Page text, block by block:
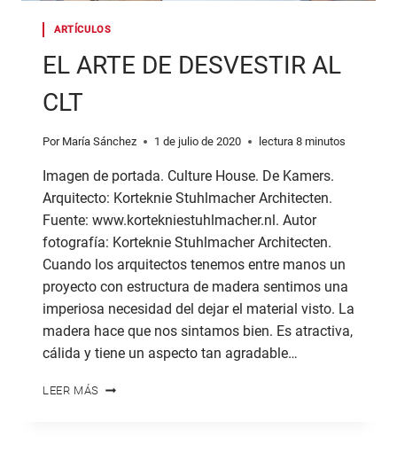
ARTÍCULOS
EL ARTE DE DESVESTIR AL
CLT
Por María Sánchez 1 de julio de 2020 lectura 8minutos
Imagen de portada. Culture House. De Kamers.
Arquitecto: Korteknie Stuhlmacher Architecten.
Fuente: www.kortekniestuhlmacher.nl. Autor
fotografía: Korteknie Stuhlmacher Architecten.
Cuando los arquitectos tenemos entre manos un
proyecto con estructura de madera sentimos una
imperiosa necesidad del dejar el material visto. La
madera hace que nos sintamos bien. Es atractiva,
cálida y tiene un aspecto tan agradable…
LEER MÁS EL